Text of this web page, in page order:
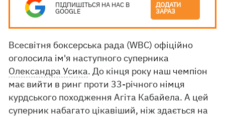
ПІДПИШІТЬСЯ НА НАС В
GOOGLE
ДОДАТИ
ЗАРАЗ
Всесвітня боксерська рада (WBC) офіційно
оголосила ім'я наступного суперника
Олександра Усика. До кінця року наш чемпіон
має вийти в ринг проти 33-річного німця
курдського походження Агіта Кабайела. А цей
суперник набагато цікавіший, ніж здається на